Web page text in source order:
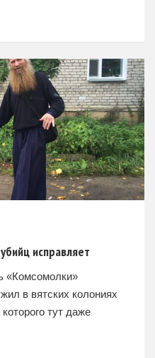
клинической
исправляет
«Комсомолки»
в вятских колониях
тут даже